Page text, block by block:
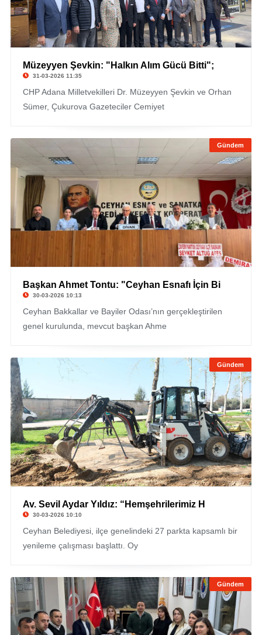
Müzeyyen Şevkin: "Halkın Alım Gücü Bitti";
31-03-2026 11:35
CHP Adana Milletvekilleri Dr. Müzeyyen Şevkin ve Orhan
Sümer, Çukurova Gazeteciler Cemiyet
Gündem
Başkan Ahmet Tontu: "Ceyhan Esnafı İçin Bi
30-03-2026 10:13
Ceyhan Bakkallar ve Bayiler Odası’nın gerçekleştirilen
genel kurulunda, mevcut başkan Ahme
Gündem
Av. Sevil Aydar Yıldız: “Hemşehrilerimiz H
30-03-2026 10:10
Ceyhan Belediyesi, ilçe genelindeki 27 parkta kapsamlı bir
yenileme çalışması başlattı. Oy
Gündem